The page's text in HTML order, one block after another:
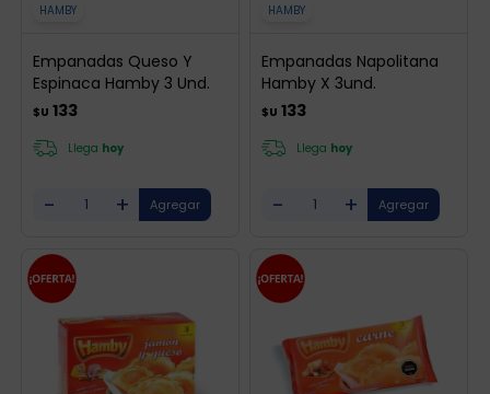
HAMBY
Empanadas Queso Y
Espinaca Hamby 3 Und.
$U 133
Llega hoy
- +
HAMBY
Empanadas Napolitana
Hamby X 3und.
$U 133
Llega hoy
- +